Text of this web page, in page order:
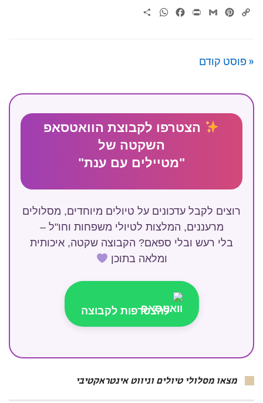
Copy
Pinterest
Gmail
Print
Facebook
WhatsApp
« פוסט קודם
הצטרפו לקבוצת הוואטסאפ
השקטה של
"מטיילים עם ענת"
רוצים לקבל עדכונים על טיולים מיוחדים, מסלולים
מרעננים, המלצות לטיולי משפחות וחו"ל –
בלי רעש ובלי ספאם? הקבוצה שקטה, איכותית
ומלאה בתוכן
להצטרפות לקבוצה
מצאו מסלולי טיולים וניווט אינטראקטיבי